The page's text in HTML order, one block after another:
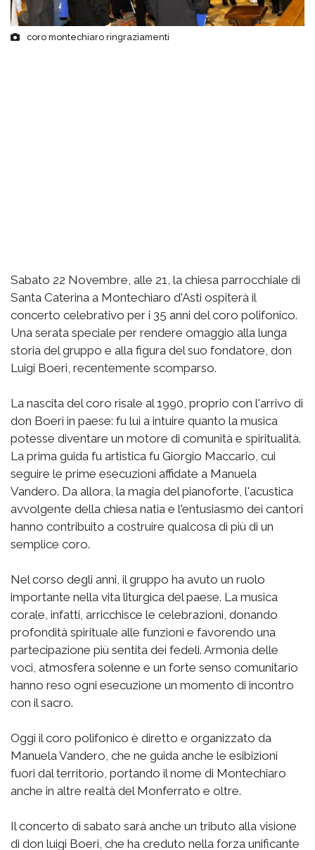
coro montechiaro ringraziamenti
Sabato 22 Novembre, alle 21, la chiesa parrocchiale di
Santa Caterina a Montechiaro d'Asti ospiterà il
concerto celebrativo per i 35 anni del coro polifonico.
Una serata speciale per rendere omaggio alla lunga
storia del gruppo e alla figura del suo fondatore, don
Luigi Boeri, recentemente scomparso.
La nascita del coro risale al 1990, proprio con l'arrivo di
don Boeri in paese: fu lui a intuire quanto la musica
potesse diventare un motore di comunità e spiritualità.
La prima guida fu artistica fu Giorgio Maccario, cui
seguire le prime esecuzioni affidate a Manuela
Vandero. Da allora, la magia del pianoforte, l'acustica
avvolgente della chiesa natia e l'entusiasmo dei cantori
hanno contribuito a costruire qualcosa di più di un
semplice coro.
Nel corso degli anni, il gruppo ha avuto un ruolo
importante nella vita liturgica del paese. La musica
corale, infatti, arricchisce le celebrazioni, donando
profondità spirituale alle funzioni e favorendo una
partecipazione più sentita dei fedeli. Armonia delle
voci, atmosfera solenne e un forte senso comunitario
hanno reso ogni esecuzione un momento di incontro
con il sacro.
Oggi il coro polifonico è diretto e organizzato da
Manuela Vandero, che ne guida anche le esibizioni
fuori dal territorio, portando il nome di Montechiaro
anche in altre realtà del Monferrato e oltre.
Il concerto di sabato sarà anche un tributo alla visione
di don luigi Boeri, che ha creduto nella forza unificante